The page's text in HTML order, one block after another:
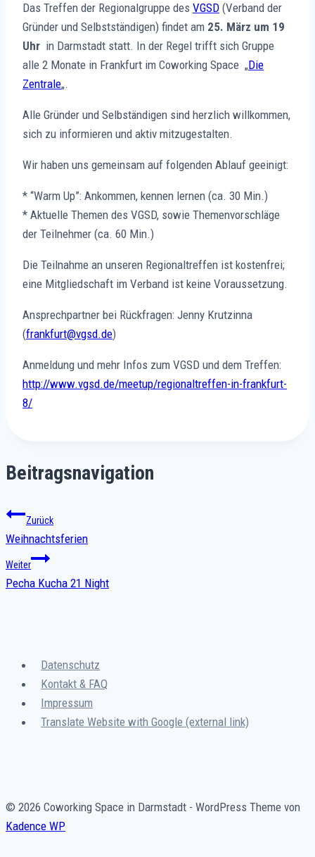
Das Treffen der Regionalgruppe des VGSD (Verband der
Gründer und Selbstständigen) findet am 25. März um 19
Uhr in Darmstadt statt. In der Regel trifft sich Gruppe
alle 2 Monate in Frankfurt im Coworking Space „Die
Zentrale„.
Alle Gründer und Selbständigen sind herzlich willkommen,
sich zu informieren und aktiv mitzugestalten.
Wir haben uns gemeinsam auf folgenden Ablauf geeinigt:
* “Warm Up”: Ankommen, kennen lernen (ca. 30 Min.)
* Aktuelle Themen des VGSD, sowie Themenvorschläge
der Teilnehmer (ca. 60 Min.)
Die Teilnahme an unseren Regionaltreffen ist kostenfrei;
eine Mitgliedschaft im Verband ist keine Voraussetzung.
Ansprechpartner bei Rückfragen: Jenny Krutzinna
(frankfurt@vgsd.de)
Anmeldung und mehr Infos zum VGSD und dem Treffen:
http://www.vgsd.de/meetup/regionaltreffen-in-frankfurt-
8/
Beitragsnavigation
Zurück
Weihnachtsferien
Weiter
Pecha Kucha 21 Night
Datenschutz
Kontakt & FAQ
Impressum
Translate Website with Google (external link)
© 2026 Coworking Space in Darmstadt - WordPress Theme von
Kadence WP